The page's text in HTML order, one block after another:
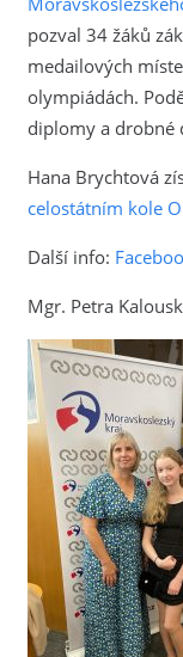
pozval 34 žáků
medailových
olympiádách.
diplomy a drobné
Hana Brychtová
celostátním kole
Další info:
Mgr. Petra